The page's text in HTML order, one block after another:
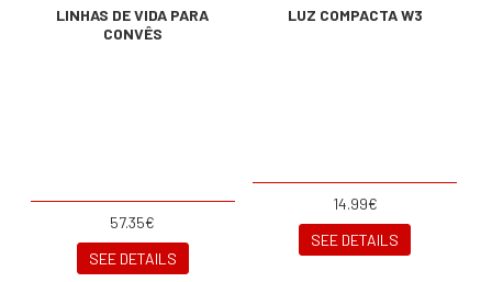
LINHAS DE VIDA PARA
CONVÊS
57.35€
SEE DETAILS
LUZ COMPACTA W3
14.99€
SEE DETAILS